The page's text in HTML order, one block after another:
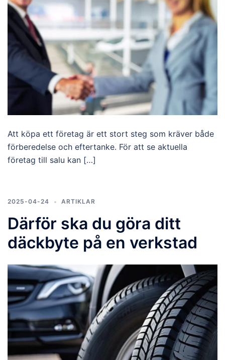
Att köpa ett företag är ett stort steg som kräver både
förberedelse och eftertanke. För att se aktuella
företag till salu kan […]
2025-04-24 ARTIKLAR
Därför ska du göra ditt
däckbyte på en verkstad